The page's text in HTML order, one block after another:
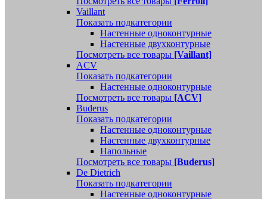
Vaillant
Показать подкатегории
Настенные одноконтурные
Настенные двухконтурные
Посмотреть все товары [Vaillant]
ACV
Показать подкатегории
Настенные одноконтурные
Посмотреть все товары [ACV]
Buderus
Показать подкатегории
Настенные одноконтурные
Настенные двухконтурные
Напольные
Посмотреть все товары [Buderus]
De Dietrich
Показать подкатегории
Настенные одноконтурные